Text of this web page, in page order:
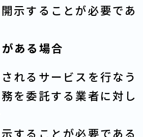
示することが必要であ
ある場合
れるサービスを行なう
を委託する業者に対し
することが必要である